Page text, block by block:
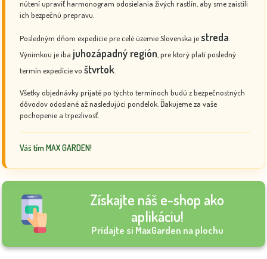
nútení upraviť harmonogram odosielania živých rastlín, aby sme zaistili
ich bezpečnú prepravu.
Posledným dňom expedície pre celé územie Slovenska jestreda
Výnimkou je iba juhozápadný región , pre ktorý platí posledný
termín expedície vo štvrtok
Všetky objednávky prijaté po týchto termínoch budú z bezpečnostných
dôvodov odoslané až nasledujúci pondelok. Ďakujeme za vaše
pochopenie a trpezlivosť.
Váš tím MAX GARDEN!
Získajte náš e-shop ako
aplikáciu!
Pridajte si MaxGarden na plochu